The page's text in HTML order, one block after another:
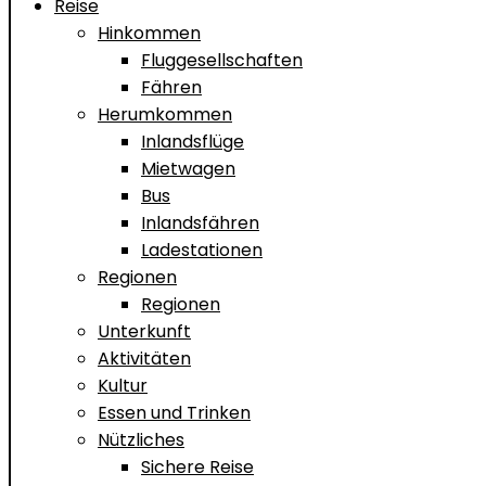
Reise
Hinkommen
Fluggesellschaften
Fähren
Herumkommen
Inlandsflüge
Mietwagen
Bus
Inlandsfähren
Ladestationen
Regionen
Regionen
Unterkunft
Aktivitäten
Kultur
Essen und Trinken
Nützliches
Sichere Reise